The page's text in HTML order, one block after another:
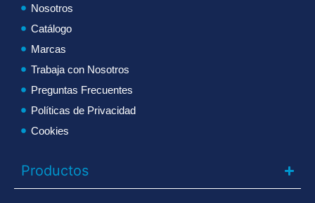
Nosotros
Catálogo
Marcas
Trabaja con Nosotros
Preguntas Frecuentes
Políticas de Privacidad
Cookies
Productos